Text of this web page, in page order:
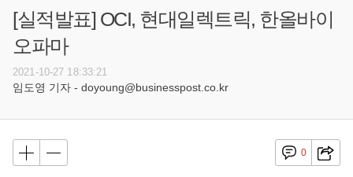
[실적발표] OCI, 현대일렉트릭, 한올바이
오파마
2021-10-27 18:33:21
임도영 기자 - doyoung@businesspost.co.kr
0